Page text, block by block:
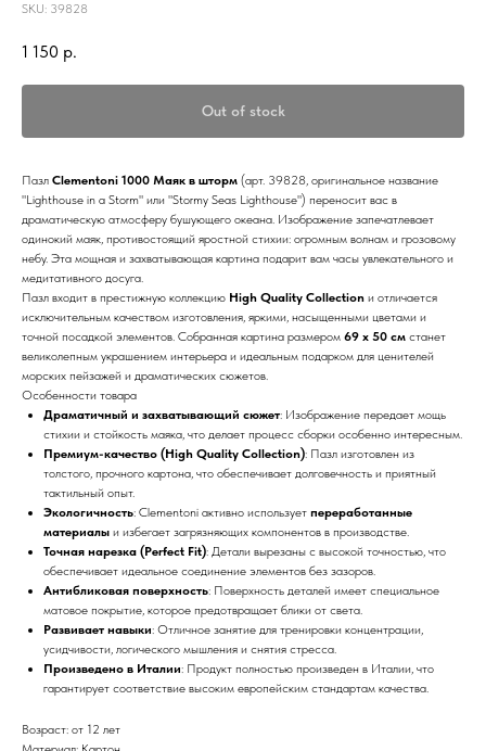
SKU: 39828
1 150 р.
Out of stock
Пазл Clementoni 1000 Маяк в шторм (арт. 39828, оригинальное название
"Lighthouse in a Storm" или "Stormy Seas Lighthouse") переносит вас в
драматическую атмосферу бушующего океана. Изображение запечатлевает
одинокий маяк, противостоящий яростной стихии: огромным волнам и грозовому
небу. Эта мощная и захватывающая картина подарит вам часы увлекательного и
медитативного досуга.
Пазл входит в престижную коллекцию High Quality Collection и отличается
исключительным качеством изготовления, яркими, насыщенными цветами и
точной посадкой элементов. Собранная картина размером 69 x 50 см станет
великолепным украшением интерьера и идеальным подарком для ценителей
морских пейзажей и драматических сюжетов.
Особенности товара
Драматичный и захватывающий сюжет: Изображение передает мощь
стихии и стойкость маяка, что делает процесс сборки особенно интересным.
Премиум-качество (High Quality Collection): Пазл изготовлен из
толстого, прочного картона, что обеспечивает долговечность и приятный
тактильный опыт.
Экологичность: Clementoni активно использует переработанные
материалы и избегает загрязняющих компонентов в производстве.
Точная нарезка (Perfect Fit): Детали вырезаны с высокой точностью, что
обеспечивает идеальное соединение элементов без зазоров.
Антибликовая поверхность: Поверхность деталей имеет специальное
матовое покрытие, которое предотвращает блики от света.
Развивает навыки: Отличное занятие для тренировки концентрации,
усидчивости, логического мышления и снятия стресса.
Произведено в Италии: Продукт полностью произведен в Италии, что
гарантирует соответствие высоким европейским стандартам качества.
Возраст: от 12 лет